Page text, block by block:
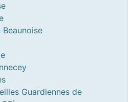
Guardiennes de